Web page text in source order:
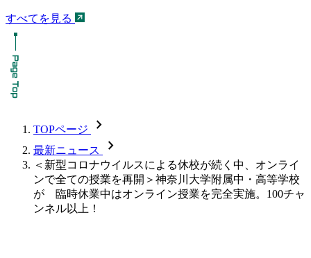
すべてを見る
TOPページ chevron_forward
最新ニュース chevron_forward
＜新型コロナウイルスによる休校が続く中、オンライ
ンで全ての授業を再開＞神奈川大学附属中・高等学校
が 臨時休業中はオンライン授業を完全実施。100チャ
ンネル以上！